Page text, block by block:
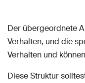
Der übergeordnete
Verhalten, und die
Verhalten und
Diese Struktur